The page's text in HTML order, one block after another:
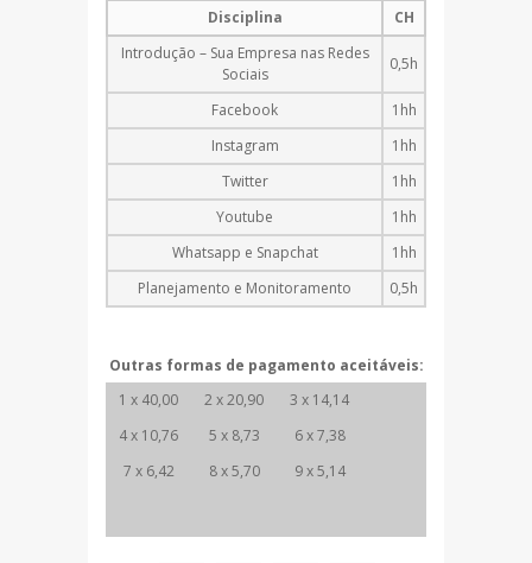
Disciplina
CH
Introdução – Sua Empresa nas Redes
Sociais
0,5h
Facebook
1hh
Instagram
1hh
Twitter
1hh
Youtube
1hh
Whatsapp e Snapchat
1hh
Planejamento e Monitoramento
0,5h
Outras formas de pagamento aceitáveis:
1 x 40,00
2 x 20,90
3 x 14,14
4 x 10,76
5 x 8,73
6 x 7,38
7 x 6,42
8 x 5,70 9 x 5,14